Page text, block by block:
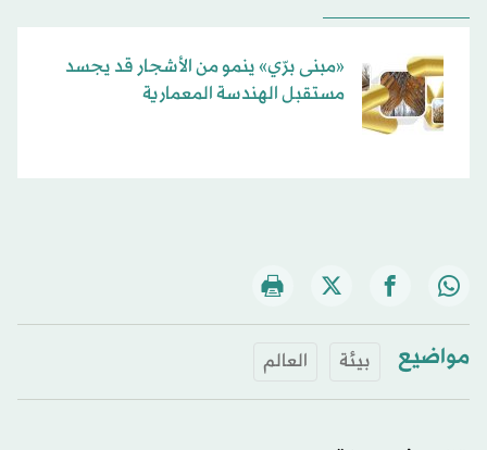
«مبنى برّي» ينمو من الأشجار قد يجسد
مستقبل الهندسة المعمارية
مواضيع بيئة العالم